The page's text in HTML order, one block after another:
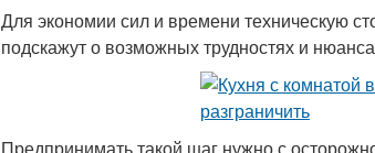
Для экономии сил и времени техническую
подскажут о возможных трудностях и